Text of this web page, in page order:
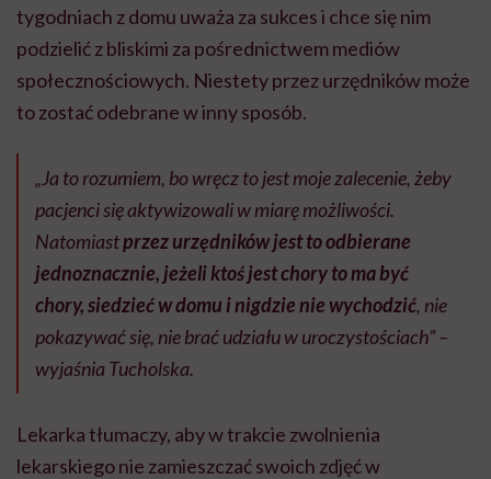
tygodniach z domu uważa za sukces i chce się nim
podzielić z bliskimi za pośrednictwem mediów
społecznościowych. Niestety przez urzędników może
to zostać odebrane w inny sposób.
„Ja to rozumiem, bo wręcz to jest moje zalecenie, żeby
pacjenci się aktywizowali w miarę możliwości.
Natomiastprzez urzędników jest to odbierane
jednoznacznie, jeżeli ktoś jest chory to ma być
chory, siedzieć w domu i nigdzie nie wychodzić, nie
pokazywać się, nie brać udziału w uroczystościach” –
wyjaśnia Tucholska.
Lekarka tłumaczy, aby w trakcie zwolnienia
lekarskiego nie zamieszczać swoich zdjęć w